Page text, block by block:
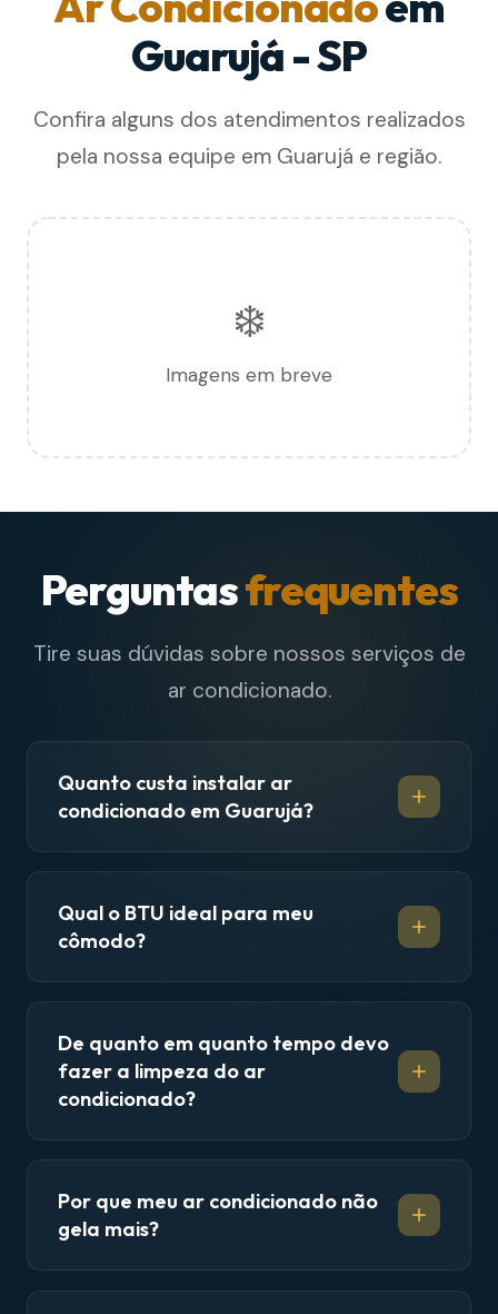
Guarujá - SP
Confira alguns dos atendimentos realizados
pela nossa equipe em Guarujá e região.
❄️
Imagens em breve
Perguntasfrequentes
Tire suas dúvidas sobre nossos serviços de
ar condicionado.
Quanto custa instalar ar
condicionado em Guarujá?
Qual o BTU ideal para meu
cômodo?
De quanto em quanto tempo devo
fazer a limpeza do ar
condicionado?
Por que meu ar condicionado não
gela mais?